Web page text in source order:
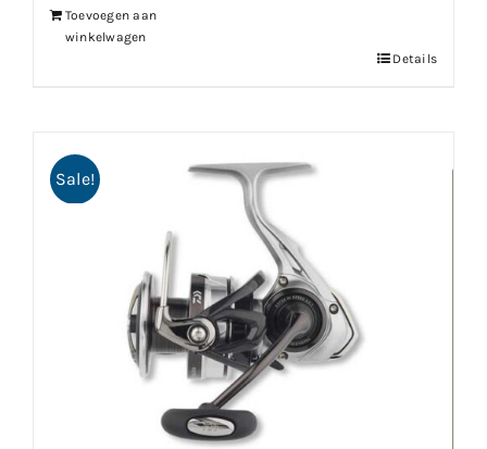
Toevoegen aan
winkelwagen
Details
Sale!